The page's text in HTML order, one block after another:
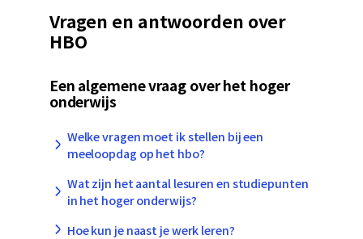
Vragen en antwoorden over
HBO
Een algemene vraag over het hoger
onderwijs
Welke vragen moet ik stellen bij een
meeloopdag op het hbo?
Wat zijn het aantal lesuren en studiepunten
in het hoger onderwijs?
Hoe kun je naast je werk leren?